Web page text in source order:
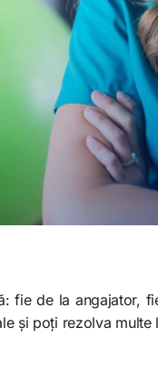
fie de la angajator,
și poți rezolva